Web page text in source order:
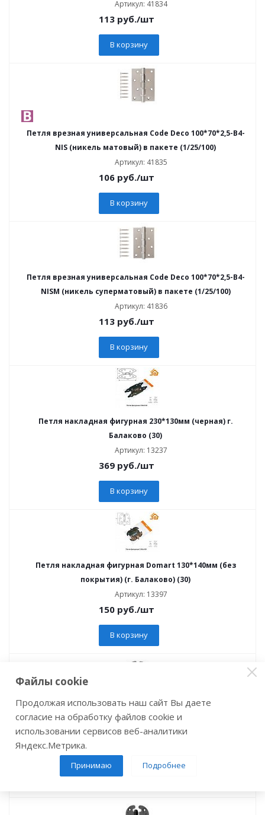
Артикул: 41834
113 руб./шт
В корзину
Петля врезная универсальная Code Deco 100*70*2,5-B4-
NIS (никель матовый) в пакете (1/25/100)
Артикул: 41835
106 руб./шт
В корзину
Петля врезная универсальная Code Deco 100*70*2,5-B4-
NISM (никель суперматовый) в пакете (1/25/100)
Артикул: 41836
113 руб./шт
В корзину
Петля накладная фигурная 230*130мм (черная) г.
Балаково (30)
Артикул: 13237
369 руб./шт
В корзину
Петля накладная фигурная Domart 130*140мм (без
покрытия) (г. Балаково) (30)
Артикул: 13397
150 руб./шт
В корзину
Петля накладная фигурная ПН 5-110-SL (черный
матовый) НОЭЗ (15)
317руб.
В корзину
Файлы cookie
Продолжая использовать наш сайт Вы даете
согласие на обработку файлов cookie и
использовании сервисов веб-аналитики
Яндекс.Метрика.
Принимаю Подробнее